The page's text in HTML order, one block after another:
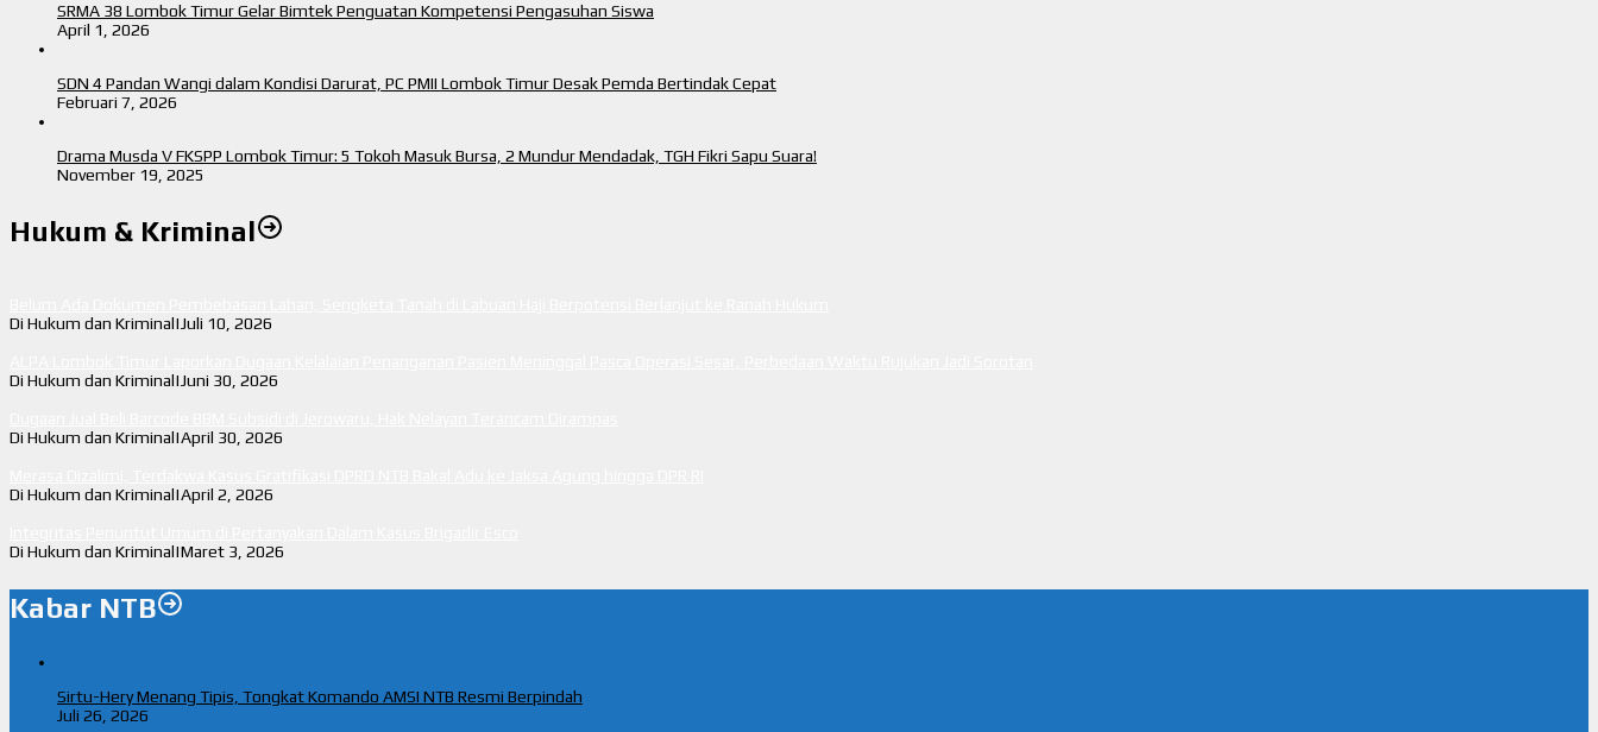
SRMA 38 Lombok Timur Gelar Bimtek Penguatan Kompetensi Pengasuhan Siswa
April 1, 2026
SDN 4 Pandan Wangi dalam Kondisi Darurat, PC PMII Lombok Timur Desak Pemda Bertindak Cepat
Februari 7, 2026
Drama Musda V FKSPP Lombok Timur: 5 Tokoh Masuk Bursa, 2 Mundur Mendadak, TGH Fikri Sapu Suara!
November 19, 2025
Hukum & Kriminal
Di Hukum dan Kriminal|Juli 10, 2026
Di Hukum dan Kriminal|Juni 30, 2026
Di Hukum dan Kriminal|April 30, 2026
Di Hukum dan Kriminal|April 2, 2026
Di Hukum dan Kriminal|Maret 3, 2026
Kabar NTB
Sirtu-Hery Menang Tipis, Tongkat Komando AMSI NTB Resmi Berpindah
Juli 26, 2026